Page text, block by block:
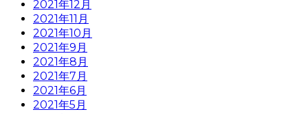
2021年12月
2021年11月
2021年10月
2021年9月
2021年8月
2021年7月
2021年6月
2021年5月